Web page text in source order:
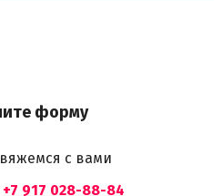
форму
с вами
+7 917 028-88-84